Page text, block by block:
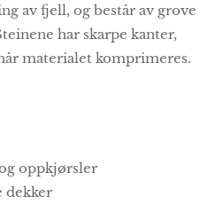
av fjell, og består av grove
har skarpe kanter,
materialet komprimeres.
oppkjørsler
dekker